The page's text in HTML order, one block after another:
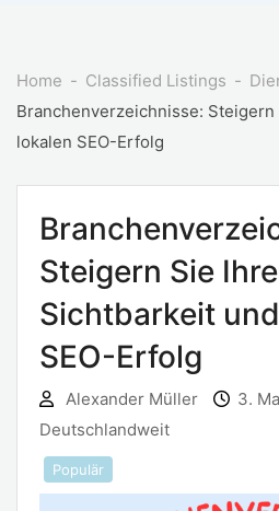
Home Classified Listings
Branchenverzeichnisse:
lokalen SEO-Erfolg
Steigern Sie Ihre
Sichtbarkeit
SEO-Erfolg
Alexander Müller
3.
Deutschlandweit
Populär